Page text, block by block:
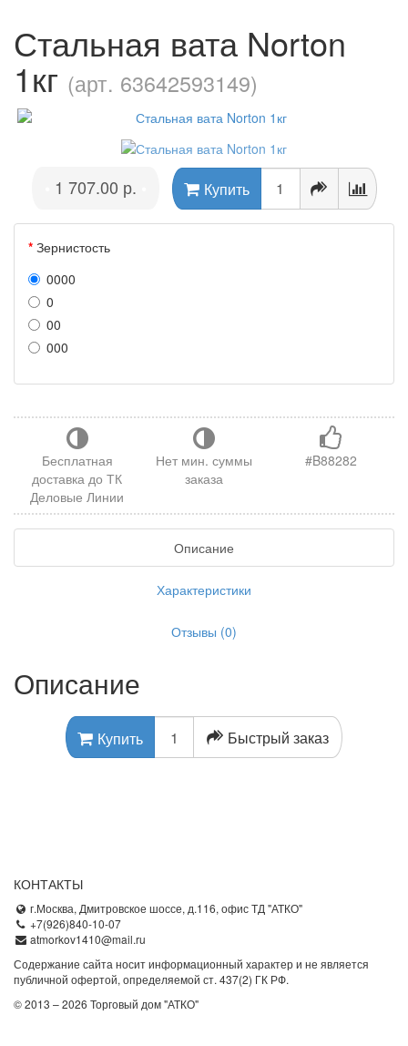
Стальная вата Norton
1кг (арт. 63642593149)
1 707.00 р. Купить
Зернистость
0000
0
00
000
Бесплатная
доставка до ТК
Деловые Линии
Нет мин. суммы
заказа
#B88282
Описание
Характеристики
Отзывы (0)
Описание
Купить Быстрый заказ
КОНТАКТЫ
г.Москва, Дмитровское шоссе, д.116, офис ТД "АТКО"
+7(926)840-10-07
atmorkov1410@mail.ru
Содержание сайта носит информационный характер и не является
публичной офертой, определяемой ст. 437(2) ГК РФ.
© 2013 – 2026 Торговый дом "АТКО"